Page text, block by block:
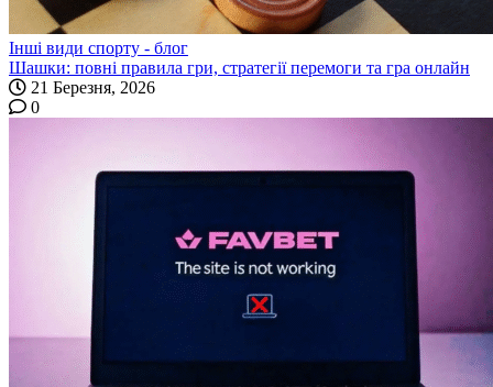
Інші види спорту - блог
Шашки: повні правила гри, стратегії перемоги та гра онлайн
21 Березня, 2026
0